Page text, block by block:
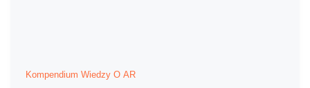
Kompendium Wiedzy O AR